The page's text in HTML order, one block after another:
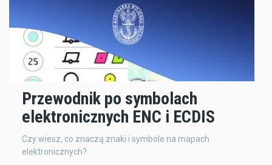
Przewodnik po symbolach
elektronicznych ENC i ECDIS
Czy wiesz, co znaczą znaki i symbole na mapach
elektronicznych?